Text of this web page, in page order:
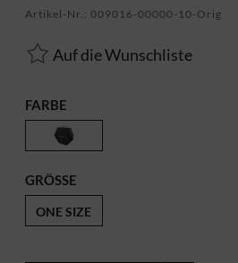
Artikel-Nr.: 009016-00000-10-Orig
Auf die Wunschliste
FARBE
GRÖSSE
ONE SIZE